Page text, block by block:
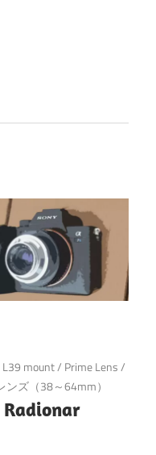
L39 mount/ Prime Lens/
ンズ（38～64mm）